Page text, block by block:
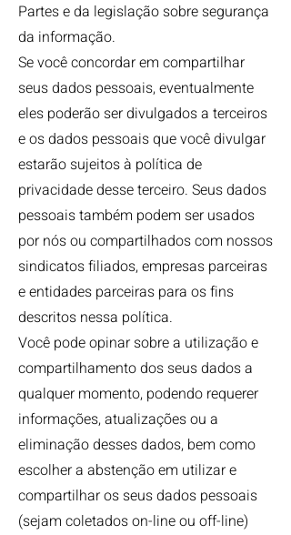
Partes e da legislação sobre segurança
da informação.
Se você concordar em compartilhar
seus dados pessoais, eventualmente
eles poderão ser divulgados a terceiros
e os dados pessoais que você divulgar
estarão sujeitos à política de
privacidade desse terceiro. Seus dados
pessoais também podem ser usados
por nós ou compartilhados com nossos
sindicatos filiados, empresas parceiras
e entidades parceiras para os fins
descritos nessa política.
Você pode opinar sobre a utilização e
compartilhamento dos seus dados a
qualquer momento, podendo requerer
informações, atualizações ou a
eliminação desses dados, bem como
escolher a abstenção em utilizar e
compartilhar os seus dados pessoais
(sejam coletados on-line ou off-line)